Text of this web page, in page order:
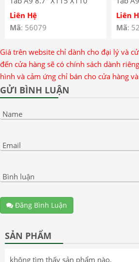
Liên Hệ
Mã: 56079
Liên
Mã:
Giá trên website chỉ dành cho đại lý và
đến cửa hàng sẽ có chính sách dành
hình và cảm ứng chỉ bán cho cửa hàng
GỬI BÌNH LUẬN
Name
Email
Bình luận
Đăng Bình Luận
SẢN PHẨM
không tìm thấy sản phẩm nào.